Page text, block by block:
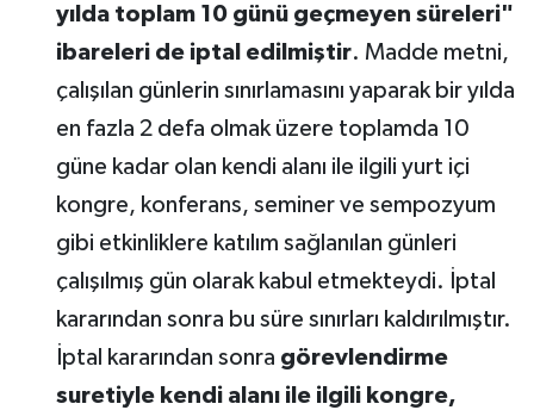
yılda toplam 10 günü geçmeyen süreleri"
ibareleri de iptal edilmiştir. Madde metni,
çalışılan günlerin sınırlamasını yaparak bir yılda
en fazla 2 defa olmak üzere toplamda 10
güne kadar olan kendi alanı ile ilgili yurt içi
kongre, konferans, seminer ve sempozyum
gibi etkinliklere katılım sağlanılan günleri
çalışılmış gün olarak kabul etmekteydi. İptal
kararından sonra bu süre sınırları kaldırılmıştır.
İptal kararından sonra görevlendirme
suretiyle kendi alanı ile ilgili kongre,